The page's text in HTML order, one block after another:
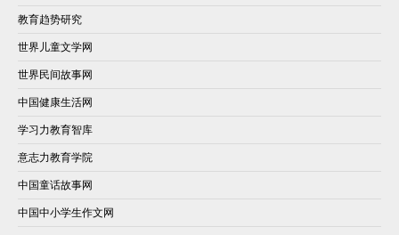
教育趋势研究
世界儿童文学网
世界民间故事网
中国健康生活网
学习力教育智库
意志力教育学院
中国童话故事网
中国中小学生作文网